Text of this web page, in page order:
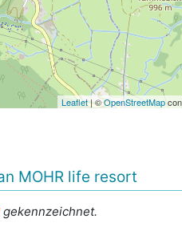
Leaflet| ©OpenStreetMap
MOHR life resort
gekennzeichnet.